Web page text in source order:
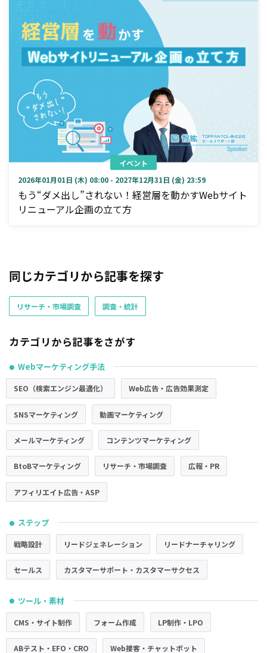
イベント
2026年01月01日 (木) 08:00 - 2027年12月31日 (金) 23:59
もう“ダメ出し”されない！経営層を動かすWebサイト
リニューアル企画の立て方
同じカテゴリから記事を探す
リサーチ・市場調査 調査・統計
カテゴリから記事をさがす
● Webマーケティング手法
SEO（検索エンジン最適化） Web広告・広告効果測定
SNSマーケティング 動画マーケティング
メールマーケティング コンテンツマーケティング
BtoBマーケティング リサーチ・市場調査 広報・PR
アフィリエイト広告・ASP
● ステップ
戦略設計 リードジェネレーション リードナーチャリング
セールス カスタマーサポート・カスタマーサクセス
● ツール・素材
CMS・サイト制作 フォーム作成 LP制作・LPO
ABテスト・EFO・CRO Web接客・チャットボット